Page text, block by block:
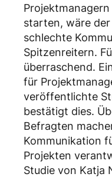
starten, wäre
schlechte
Spitzenreitern.
überraschend.
für
veröffentlichte
bestätigt dies.
Befragten
Kommunikation
Projekten
Studie von Katja